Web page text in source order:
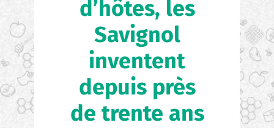
d’hôtes, les
Savignol
inventent
depuis près
de trente ans